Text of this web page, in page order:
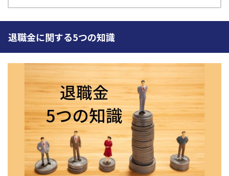
退職金に関する5つの知識